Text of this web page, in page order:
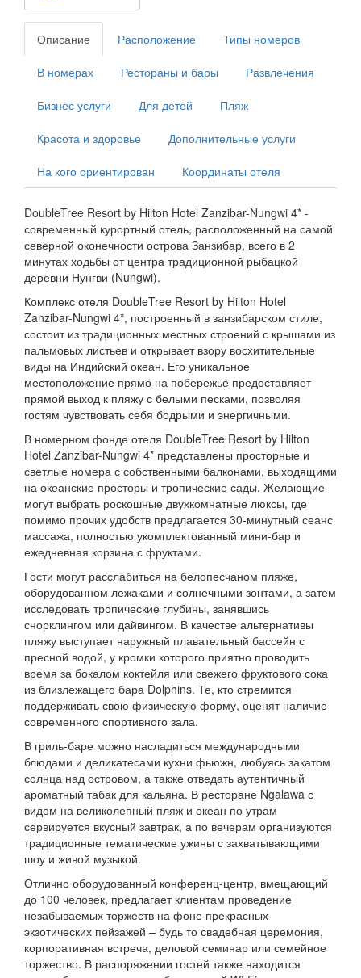
Описание Расположение Типы номеров
В номерах Рестораны и бары Развлечения
Бизнес услуги Для детей Пляж
Красота и здоровье Дополнительные услуги
На кого ориентирован Координаты отеля
DoubleTree Resort by Hilton Hotel Zanzibar-Nungwi 4* -
современный курортный отель, расположенный на самой
северной оконечности острова Занзибар, всего в 2
минутах ходьбы от центра традиционной рыбацкой
деревни Нунгви (Nungwi).
Комплекс отеля DoubleTree Resort by Hilton Hotel
Zanzibar-Nungwi 4*, построенный в занзибарском стиле,
состоит из традиционных местных строений с крышами из
пальмовых листьев и открывает взору восхитительные
виды на Индийский океан. Его уникальное
местоположение прямо на побережье предоставляет
прямой выход к пляжу с белыми песками, позволяя
гостям чувствовать себя бодрыми и энергичными.
В номерном фонде отеля DoubleTree Resort by Hilton
Hotel Zanzibar-Nungwi 4* представлены просторные и
светлые номера с собственными балконами, выходящими
на океанские просторы и тропические сады. Желающие
могут выбрать роскошные двухкомнатные люксы, где
помимо прочих удобств предлагается 30-минутный сеанс
массажа, полностью укомплектованный мини-бар и
ежедневная корзина с фруктами.
Гости могут расслабиться на белопесчаном пляже,
оборудованном лежаками и солнечными зонтами, а затем
исследовать тропические глубины, занявшись
снорклингом или дайвингом. В качестве альтернативы
пляжу выступает наружный плавательный бассейн с
пресной водой, у кромки которого приятно проводить
время за бокалом коктейля или свежего фруктового сока
из близлежащего бара Dolphins. Те, кто стремится
поддерживать свою физическую форму, оценят наличие
современного спортивного зала.
В гриль-баре можно насладиться международными
блюдами и деликатесами кухни фьюжн, любуясь закатом
солнца над островом, а также отведать аутентичный
ароматный табак для кальяна. В ресторане Ngalawa с
видом на великолепный пляж и океан по утрам
сервируется вкусный завтрак, а по вечерам организуются
традиционные тематические ужины с захватывающими
шоу и живой музыкой.
Отлично оборудованный конференц-центр, вмещающий
до 100 человек, предлагает клиентам проведение
незабываемых торжеств на фоне прекрасных
экзотических пейзажей – будь то свадебная церемония,
корпоративная встреча, деловой семинар или семейное
торжество. В распоряжении гостей также находится